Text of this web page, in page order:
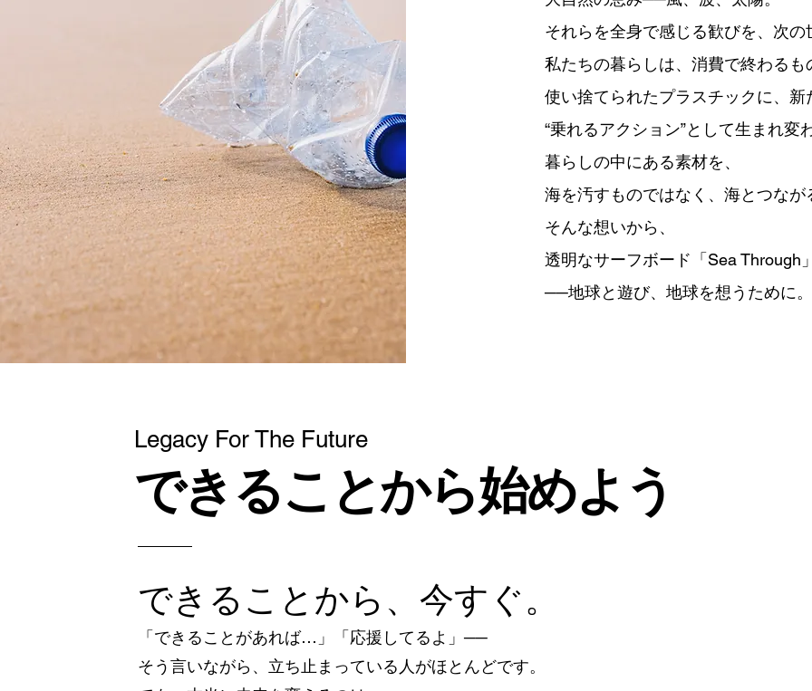
それらを全身で感じる歓びを、次
私たちの暮らしは、消費で終わるも
使い捨てられたプラスチックに、
“乗れるアクション”として生まれ変
暮らしの中にある素材を、
海を汚すものではなく、海とつなが
そんな想いから、
透明なサーフボード「Sea Through
──地球と遊び、地球を想うために。
Legacy For The Future
できることから始めよう
できることから、今すぐ。
「できることがあれば…」「応援してるよ」──
そう言いながら、立ち止まっている人がほとんどです。